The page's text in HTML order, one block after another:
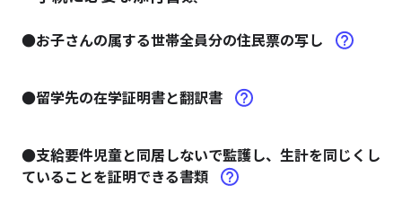
●お子さんの属する世帯全員分の住民票の写し
●留学先の在学証明書と翻訳書
●支給要件児童と同居しないで監護し、生計を同じくし
ていることを証明できる書類